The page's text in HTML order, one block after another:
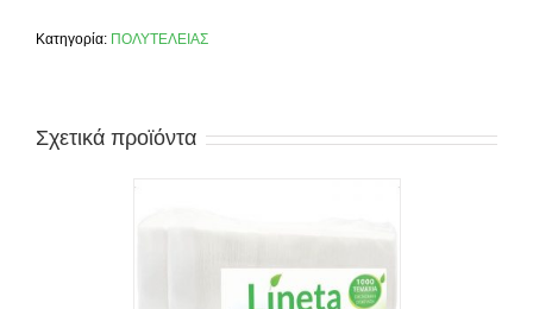
Κατηγορία: ΠΟΛΥΤΕΛΕΙΑΣ
Σχετικά προϊόντα